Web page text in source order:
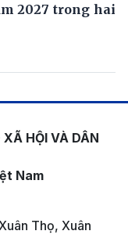
2027 trong hai
HỘI VÀ DÂN
Nam
Thọ, Xuân